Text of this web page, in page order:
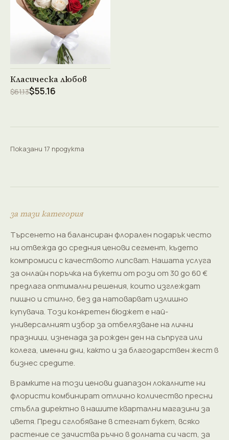
Виж продукта →
Класическа любов
$61.13$55.16
Показани 17 продукта
за тази категория
Търсенето на балансиран флорален подарък често
ни отвежда до средния ценови сегмент, където
компромиси с качеството липсват. Нашата услуга
за онлайн поръчка на букети от рози от 30 до 60 €
предлага оптимални решения, които изглеждат
пищно и стилно, без да натоварват излишно
купувача. Този конкретен бюджет е най-
универсалният избор за отбелязване на лични
празници, изненада за рожден ден на съпруга или
колега, именни дни, както и за благодарствен жест в
бизнес средите.
В рамките на този ценови диапазон локалните ни
флористи комбинират отлично количество пресни
стъбла директно в нашите квартални магазини за
цветя. Преди сглобяване в стегнат букет, всяко
растение се зачиства ръчно в долната си част, за